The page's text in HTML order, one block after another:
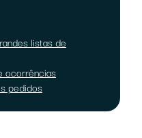
listas de
ocorrências
pedidos